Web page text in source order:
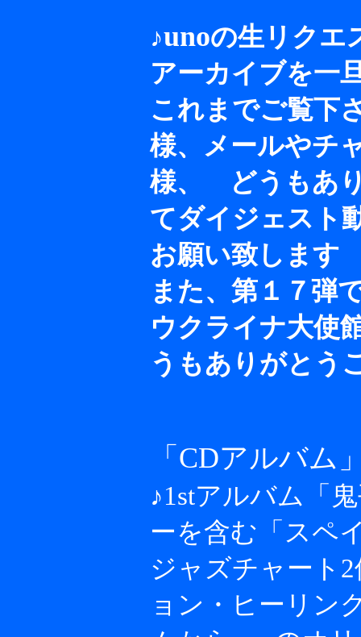
♪unoの生リクエ
アーカイブを一
これまでご覧下
様、メールやチ
様、 どうもあ
てダイジェスト
お願い致します
また、第１７弾
ウクライナ大使
うもありがとう
「CDアルバム
♪1stアルバム「
ーを含む「スペ
ジャズチャート
ョン・ヒーリン